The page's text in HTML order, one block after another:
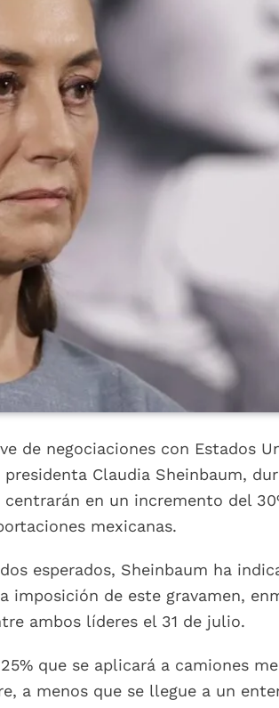
de negociaciones con Estados
Claudia Sheinbaum,
en un incremento del
mexicanas.
esperados, Sheinbaum ha
de este gravamen,
ambos líderes el 31 de julio.
que se aplicará a camiones
a menos que se llegue a un